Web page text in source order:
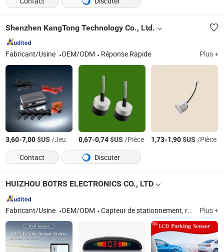
Shenzhen KangTong Technology Co., Ltd.
Fabricant/Usine OEM/ODM Réponse Rapide Plus +
3,60-7,00$US/Jeu 0,67-0,74$US/Pièce 1,73-1,90$US/Pièce
Contact
Discuter
HUIZHOU BOTRS ELECTRONICS CO., LTD
Fabricant/Usine OEM/ODM Capteur de stationnement, radar de recul, système d'assistance au point mort, éclairage d'ambiance automobile Plus +